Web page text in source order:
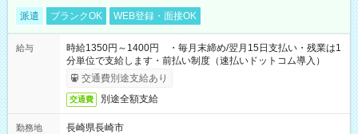
派遣 ブランクOK WEB登録・面接OK
給与
時給1350円～1400円 ・毎月末締め/翌月15日支払い・残業は1
分単位で支給します・前払い制度（速払いドットコム導入）
交通費別途支給あり
交通費 別途全額支給
勤務地
長崎県長崎市